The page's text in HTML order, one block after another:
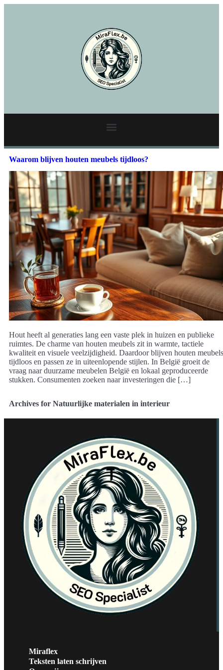
Waarom blijven houten meubels tijdloos?
Hout heeft al generaties lang een vaste plek in huizen en publieke
ruimtes. De charme van houten meubels zit in warmte, tactiele
kwaliteit en visuele veelzijdigheid. Daardoor blijven houten meubels
tijdloos en passen ze in uiteenlopende stijlen. In België groeit de
vraag naar duurzame meubelen België en lokaal geproduceerde
stukken. Consumenten zoeken naar investeringen die […]
Archives for Natuurlijke materialen in interieur
Miraflex
Teksten laten schrijven